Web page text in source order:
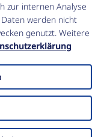
zur internen Analyse
werden nicht
genutzt. Weitere